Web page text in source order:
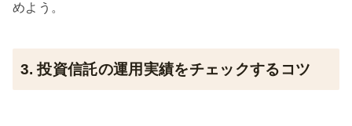
めよう。
3. 投資信託の運用実績をチェックするコツ